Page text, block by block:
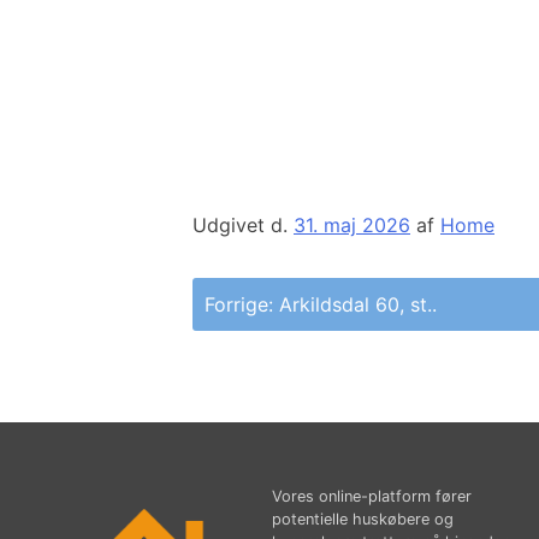
Udgivet d. 31. maj 2026 af Home
Indlægsnavigation
Forrige: Arkildsdal 60, st..
Vores online-platform fører
potentielle huskøbere og